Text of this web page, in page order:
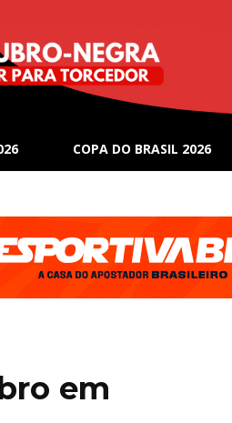
COPA DO BRASIL 2026
em